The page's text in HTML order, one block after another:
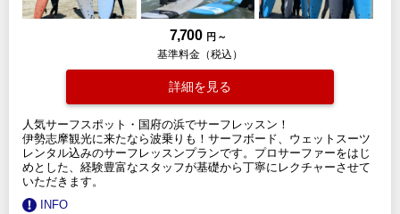
7,700 円 ～
基準料金（税込）
詳細を見る
人気サーフスポット・国府の浜でサーフレッスン！
伊勢志摩観光に来たなら波乗りも！サーフボード、ウェットスーツ
レンタル込みのサーフレッスンプランです。プロサーファーをはじ
めとした、経験豊富なスタッフが基礎から丁寧にレクチャーさせて
いただきます。
INFO